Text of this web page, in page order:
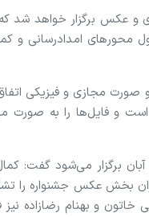
همیار هلال در دو بخش فیلم کوتاه ۱۰۰ ثانیه‌ای
محورهای امدادرسانی و
صورت مجازی و فیزیکی
تلگرام و ایتا با شماره ۰۹۳۵۳۱۵۹۲۳۸ فعال
رئیس سازمان داوطلبان هلال‌ احمر با بیان اینکه داوری آثار ۲۹
بخش عکس جشنواره را
خاتون و بهنام رضازاده نیز